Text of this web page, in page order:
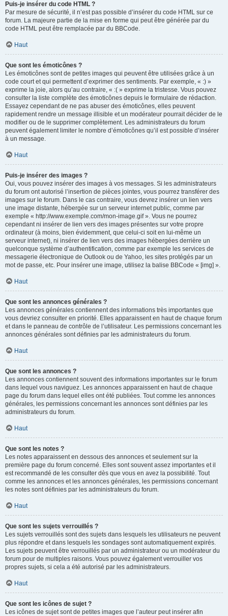
Puis-je insérer du code HTML ?
Par mesure de sécurité, il n’est pas possible d’insérer du code HTML sur ce
forum. La majeure partie de la mise en forme qui peut être générée par du
code HTML peut être remplacée par du BBCode.
Haut
Que sont les émoticônes ?
Les émoticônes sont de petites images qui peuvent être utilisées grâce à un
code court et qui permettent d’exprimer des sentiments. Par exemple, « :) »
exprime la joie, alors qu’au contraire, « :( » exprime la tristesse. Vous pouvez
consulter la liste complète des émoticônes depuis le formulaire de rédaction.
Essayez cependant de ne pas abuser des émoticônes, elles peuvent
rapidement rendre un message illisible et un modérateur pourrait décider de le
modifier ou de le supprimer complètement. Les administrateurs du forum
peuvent également limiter le nombre d’émoticônes qu’il est possible d’insérer
à un message.
Haut
Puis-je insérer des images ?
Oui, vous pouvez insérer des images à vos messages. Si les administrateurs
du forum ont autorisé l’insertion de pièces jointes, vous pourrez transférer des
images sur le forum. Dans le cas contraire, vous devrez insérer un lien vers
une image distante, hébergée sur un serveur internet public, comme par
exemple « http://www.exemple.com/mon-image.gif ». Vous ne pourrez
cependant ni insérer de lien vers des images présentes sur votre propre
ordinateur (à moins, bien évidemment, que celui-ci soit en lui-même un
serveur internet), ni insérer de lien vers des images hébergées derrière un
quelconque système d’authentification, comme par exemple les services de
messagerie électronique de Outlook ou de Yahoo, les sites protégés par un
mot de passe, etc. Pour insérer une image, utilisez la balise BBCode « [img] ».
Haut
Que sont les annonces générales ?
Les annonces générales contiennent des informations très importantes que
vous devriez consulter en priorité. Elles apparaissent en haut de chaque forum
et dans le panneau de contrôle de l’utilisateur. Les permissions concernant les
annonces générales sont définies par les administrateurs du forum.
Haut
Que sont les annonces ?
Les annonces contiennent souvent des informations importantes sur le forum
dans lequel vous naviguez. Les annonces apparaissent en haut de chaque
page du forum dans lequel elles ont été publiées. Tout comme les annonces
générales, les permissions concernant les annonces sont définies par les
administrateurs du forum.
Haut
Que sont les notes ?
Les notes apparaissent en dessous des annonces et seulement sur la
première page du forum concerné. Elles sont souvent assez importantes et il
est recommandé de les consulter dès que vous en avez la possibilité. Tout
comme les annonces et les annonces générales, les permissions concernant
les notes sont définies par les administrateurs du forum.
Haut
Que sont les sujets verrouillés ?
Les sujets verrouillés sont des sujets dans lesquels les utilisateurs ne peuvent
plus répondre et dans lesquels les sondages sont automatiquement expirés.
Les sujets peuvent être verrouillés par un administrateur ou un modérateur du
forum pour de multiples raisons. Vous pouvez également verrouiller vos
propres sujets, si cela a été autorisé par les administrateurs.
Haut
Que sont les icônes de sujet ?
Les icônes de sujet sont de petites images que l’auteur peut insérer afin